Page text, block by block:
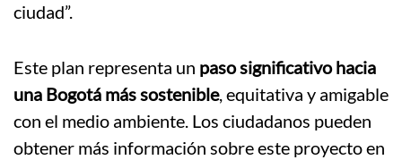
ciudad”.
Este plan representa un paso significativo hacia
una Bogotá más sostenible, equitativa y amigable
con el medio ambiente. Los ciudadanos pueden
obtener más información sobre este proyecto en